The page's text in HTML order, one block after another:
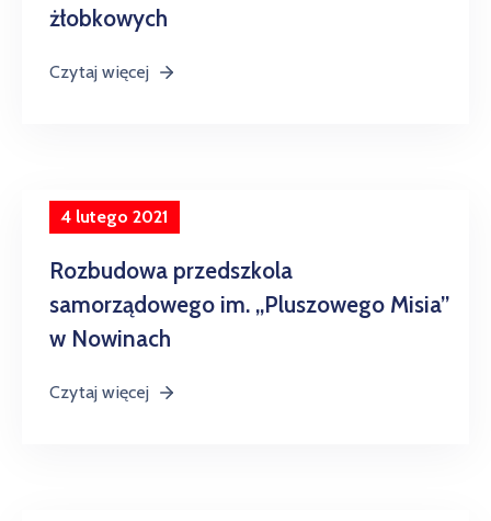
żłobkowych
Czytaj więcej
4 lutego 2021
Rozbudowa przedszkola
samorządowego im. „Pluszowego Misia”
w Nowinach
Czytaj więcej